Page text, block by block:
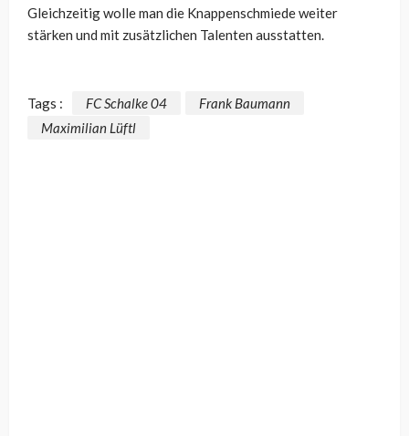
Gleichzeitig wolle man die Knappenschmiede weiter
stärken und mit zusätzlichen Talenten ausstatten.
Tags : FC Schalke 04
Frank Baumann
Maximilian Lüftl